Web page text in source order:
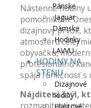
Pánske
Jaguar
Dámske
Hodinky
LAVVU
HODINY NA
STENU
Dizajnové
hodiny
Nástenné hodiny
pomocníkom.
dizajnový prvok,
atmosféru celej
obývačku,
profesionálnu
spája funkčnosť s
Nájdite si štýl,
rozmanitosti